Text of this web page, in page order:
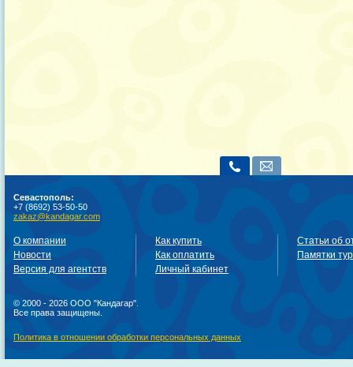
Севастополь:
+7 (8692) 53-50-50
zakaz@kandagar.com
О компании
Новости
Версия для агентств
Как купить
Как оплатить
Личный кабинет
Статьи об
Памятки
© 2000 - 2026 ООО "Кандагар".
Все права защищены.
Политика в отношении обработки персональных данных